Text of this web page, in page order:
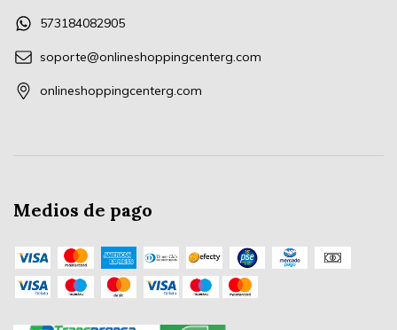
573184082905
soporte@onlineshoppingcenterg.com
onlineshoppingcenterg.com
Medios de pago